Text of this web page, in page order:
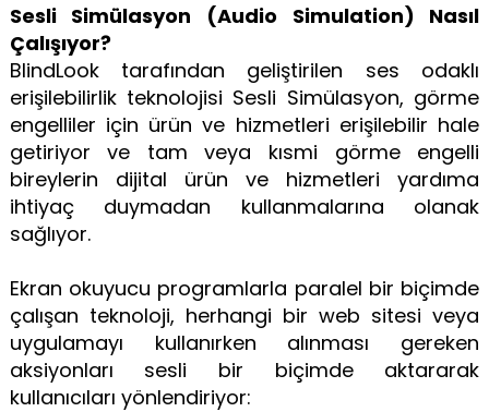
Sesli Simülasyon (Audio Simulation) Nasıl
Çalışıyor?
BlindLook tarafından geliştirilen ses odaklı
erişilebilirlik teknolojisi Sesli Simülasyon, görme
engelliler için ürün ve hizmetleri erişilebilir hale
getiriyor ve tam veya kısmi görme engelli
bireylerin dijital ürün ve hizmetleri yardıma
ihtiyaç duymadan kullanmalarına olanak
sağlıyor.
Ekran okuyucu programlarla paralel bir biçimde
çalışan teknoloji, herhangi bir web sitesi veya
uygulamayı kullanırken alınması gereken
aksiyonları sesli bir biçimde aktararak
kullanıcıları yönlendiriyor: